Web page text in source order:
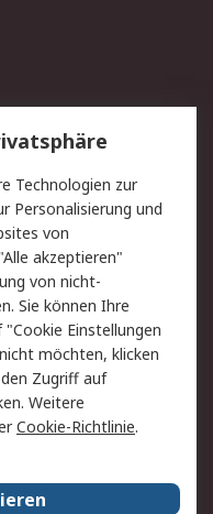
Konditionen
weltweit
Technologien zur
Personalisierung und
von
akzeptieren"
von nicht-
Sie können Ihre
Einstellungen
möchten, klicken
Zugriff auf
Weitere
Cookie-Richtlinie.